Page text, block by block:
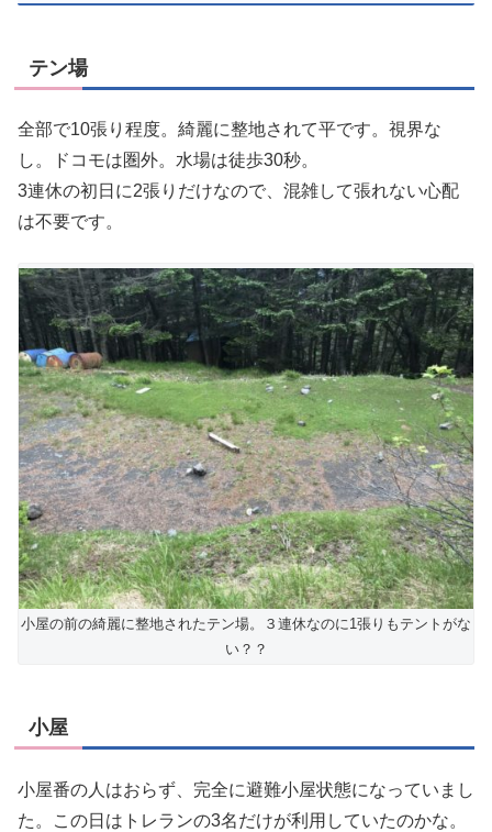
テン場
全部で10張り程度。綺麗に整地されて平です。視界な
し。ドコモは圏外。水場は徒歩30秒。
3連休の初日に2張りだけなので、混雑して張れない心配
は不要です。
小屋の前の綺麗に整地されたテン場。３連休なのに1張りもテントがな
い？？
小屋
小屋番の人はおらず、完全に避難小屋状態になっていまし
た。この日はトレランの3名だけが利用していたのかな。